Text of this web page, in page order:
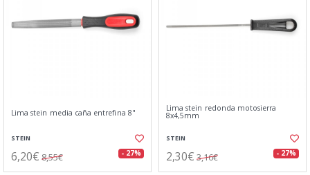
Lima stein media caña entrefina 8"
STEIN
6,20€ 8,55€ - 27%
Lima stein redonda motosierra
8x4,5mm
STEIN
2,30€ 3,16€ - 27%